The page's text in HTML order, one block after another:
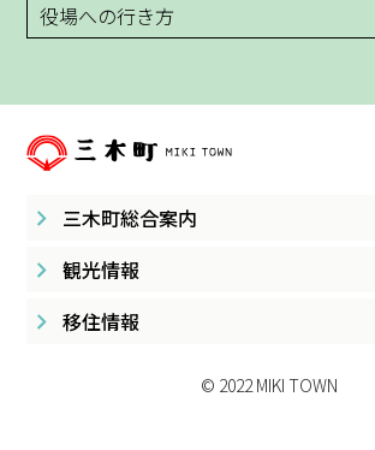
役場への行き方
三木町総合案内
観光情報
移住情報
© 2022 MIKI TOWN